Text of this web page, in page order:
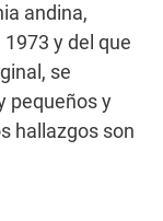
andina,
y del que
se
pequeños y
hallazgos son